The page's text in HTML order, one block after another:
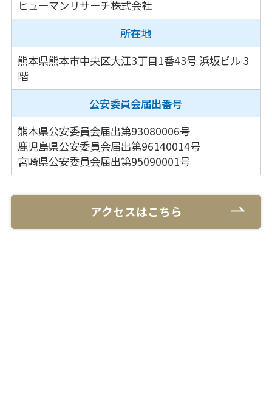
ヒューマンリサーチ株式会社
所在地
熊本県熊本市中央区大江3丁目1番43号浜坂ビル 3
階
公安委員会届出番号
熊本県公安委員会届出第93080006号
鹿児島県公安委員会届出第96140014号
宮崎県公安委員会届出第95090001号
アクセスはこちら